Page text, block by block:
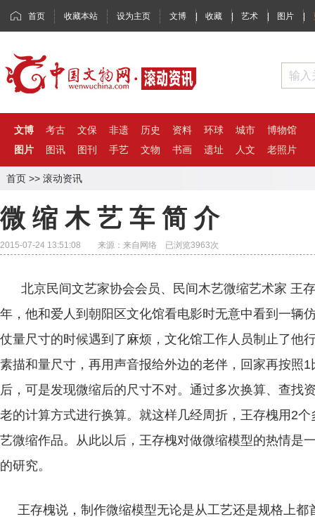
首页 收藏本站 设为主页 文博 | 收藏 | 艺术 | 图片 |
文博 考古 文保 非遗 历史 资料 环球 城市
博物馆
图片
图讯 图刊 手艺 文物 书画 遗址 人文 老照片
首页 >> 滚动资讯
微 缩 木 艺 车 简 介
2015-07-24 13:51:08 来源：来自网络 已浏览3963次
北京民间文艺家协会会员、民间木艺微缩艺术家 王
年，他和爱人到朝阳区文化馆看电影时无意中看到一辆
仗量尺寸的时候遇到了麻烦，文化馆工作人员制止了他
素描和量尺寸，再用声音报给外边的老伴，回家再按照
后，可是发现微缩后的尺寸不对。通过多次换算、查找
老的计算方式进行换算。就这样几经周折，王存槐用2
艺微缩作品。从此以后，王存槐对做微缩模型的热情是
的研究。
王存槐说，制作微缩模型无论是从工艺还是规格上